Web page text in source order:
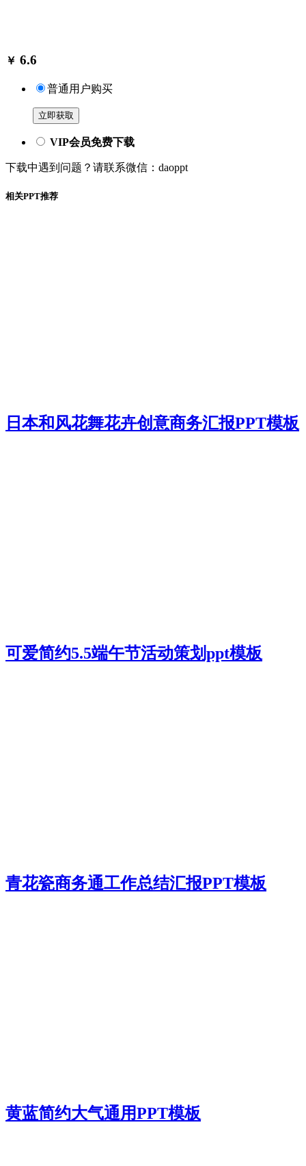
￥ 6.6
普通用户购买
立即获取
VIP会员免费下载
下载中遇到问题？请联系微信：daoppt
相关PPT推荐
日本和风花舞花卉创意商务汇报PPT模板
可爱简约5.5端午节活动策划ppt模板
青花瓷商务通工作总结汇报PPT模板
黄蓝简约大气通用PPT模板